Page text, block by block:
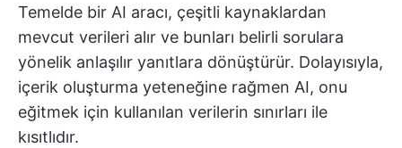
Temelde bir AI aracı, çeşitli kaynaklardan
mevcut verileri alır ve bunları belirli sorulara
yönelik anlaşılır yanıtlara dönüştürür. Dolayısıyla,
içerik oluşturma yeteneğine rağmen AI, onu
eğitmek için kullanılan verilerin sınırları ile
kısıtlıdır.